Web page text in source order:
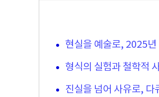
현실을 예술로, 2025년
형식의 실험과 철학적
진실을 넘어 사유로, 다